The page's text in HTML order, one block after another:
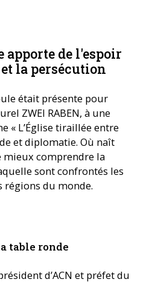
apporte de l'espoir
la persécution
était présente pour
ZWEI RABEN, à une
« L’Église tiraillée entre
et diplomatie. Où naît
mieux comprendre la
sont confrontés les
régions du monde.
ronde ©ACN
table ronde
d’ACN et préfet du